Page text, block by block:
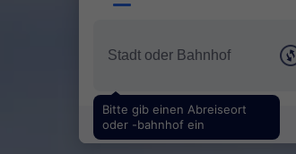
Bitte gib einen Abreiseort
oder -bahnhof ein